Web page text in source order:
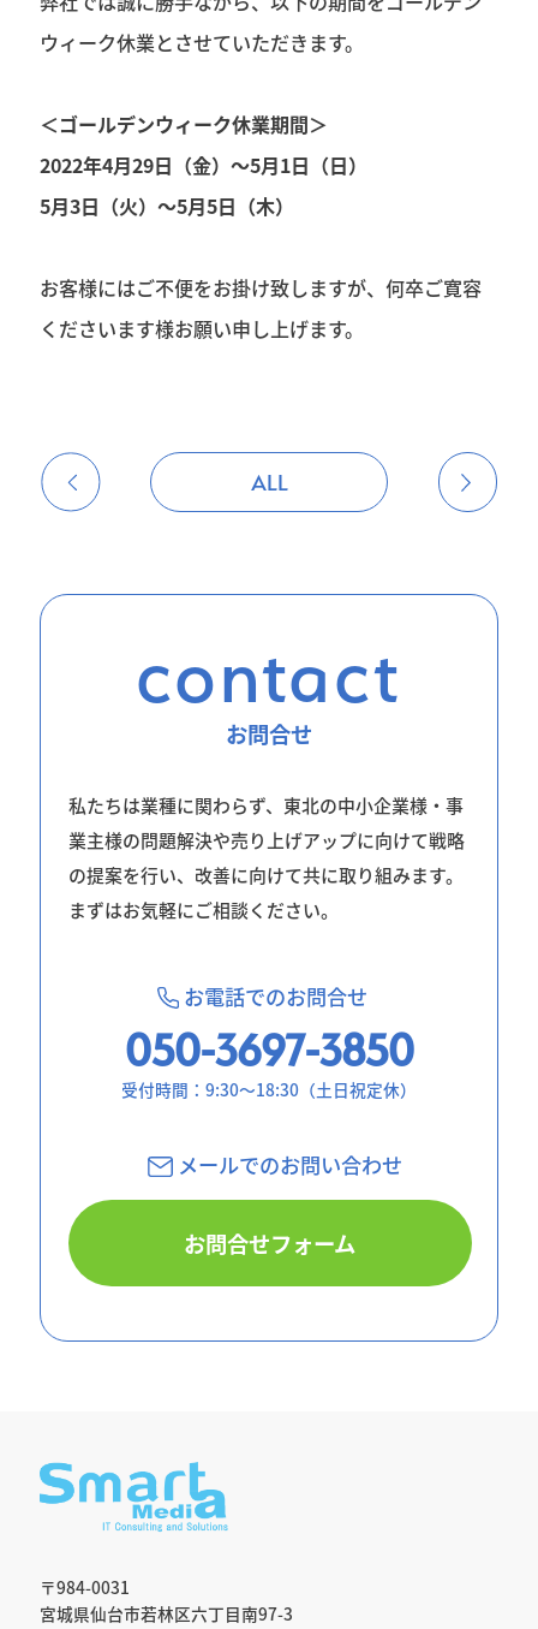
ウィーク休業とさせていただきます。
＜ゴールデンウィーク休業期間＞
2022年4月29日（金）～5月1日（日）
5月3日（火）～5月5日（木）
お客様にはご不便をお掛け致しますが、何卒ご寛容
くださいます様お願い申し上げます。
ALL
contact
お問合せ
私たちは業種に関わらず、東北の中小企業様・事
業主様の問題解決や売り上げアップに向けて戦略
の提案を行い、改善に向けて共に取り組みます。
まずはお気軽にご相談ください。
お電話でのお問合せ
050-3697-3850
受付時間：9:30〜18:30（土日祝定休）
メールでのお問い合わせ
お問合せフォーム
〒984-0031
宮城県仙台市若林区六丁目南97-3